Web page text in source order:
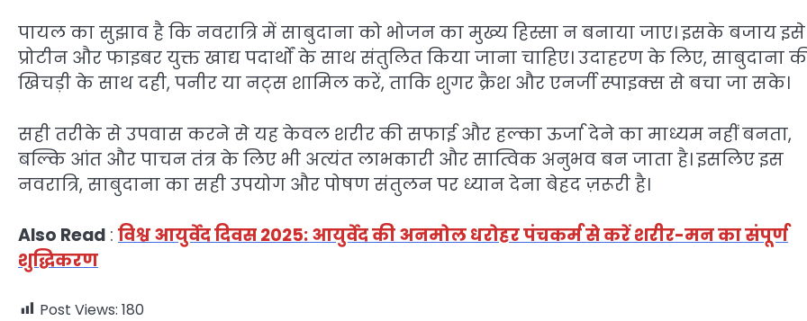
पायल का सुझाव है कि नवरात्रि में साबुदाना को भोजन का मुख्य हिस्सा न बनाया जाए। इसके बजाय इसे
प्रोटीन और फाइबर युक्त खाद्य पदार्थों के साथ संतुलित किया जाना चाहिए। उदाहरण के लिए, साबुदाना
खिचड़ी के साथ दही, पनीर या नट्स शामिल करें, ताकि शुगर क्रैश और एनर्जी स्पाइक्स से बचा जा सके।
सही तरीके से उपवास करने से यह केवल शरीर की सफाई और हल्का ऊर्जा देने का माध्यम नहीं बनता,
बल्कि आंत और पाचन तंत्र के लिए भी अत्यंत लाभकारी और सात्विक अनुभव बन जाता है। इसलिए इस
नवरात्रि, साबुदाना का सही उपयोग और पोषण संतुलन पर ध्यान देना बेहद ज़रूरी है।
Also Read : विश्व आयुर्वेद दिवस 2025: आयुर्वेद की अनमोल धरोहर पंचकर्म से करें शरीर-मन का संपूर्ण
शुद्धिकरण
Post Views: 180